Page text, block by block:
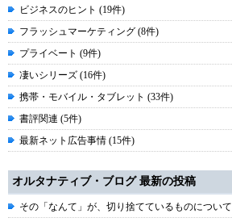
ビジネスのヒント (19件)
フラッシュマーケティング (8件)
プライベート (9件)
凄いシリーズ (16件)
携帯・モバイル・タブレット (33件)
書評関連 (5件)
最新ネット広告事情 (15件)
オルタナティブ・ブログ 最新の投稿
その「なんて」が、切り捨てているものについて